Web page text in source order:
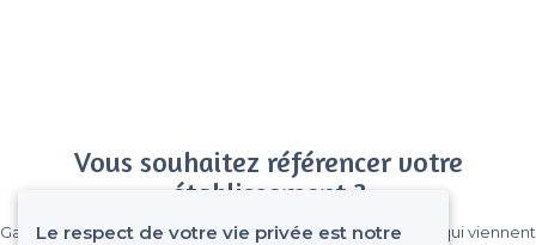
Vous souhaitez référencer votre
établissement ?
Gagnez de nombreux clients parmi le million de visiteurs qui viennent
Le respect de votre vie privée est notre